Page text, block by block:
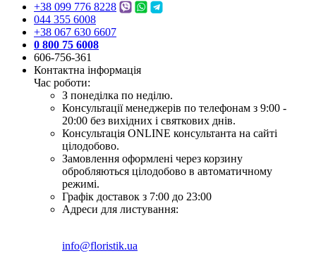
+38 099 776 8228
044 355 6008
+38 067 630 6607
0 800 75 6008
606-756-361
Контактна інформація
Час роботи:
З понеділка по неділю.
Консультації менеджерів по телефонам з 9:00 -
20:00 без вихідних і святкових днів.
Консультація ONLINE консультанта на сайті
цілодобово.
Замовлення оформлені через корзину
обробляються цілодобово в автоматичному
режимі.
Графік доставок з 7:00 до 23:00
Адреси для листування:
info@floristik.ua